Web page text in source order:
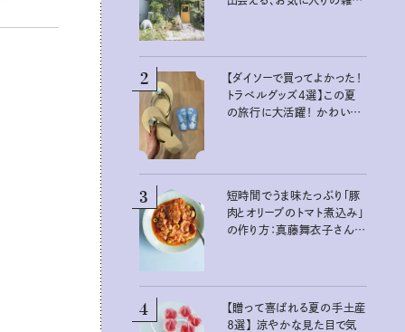
2
【ダイソーで買ってよかった！
トラベルグッズ4選】この夏
の旅行に大活躍！ かわいく
3
短時間でうま味たっぷり「豚
肉とオリーブのトマト煮込み」
の作り方：真藤舞衣子さん
4
【贈って喜ばれる夏の手土産
８選】 涼やかな見た目で気